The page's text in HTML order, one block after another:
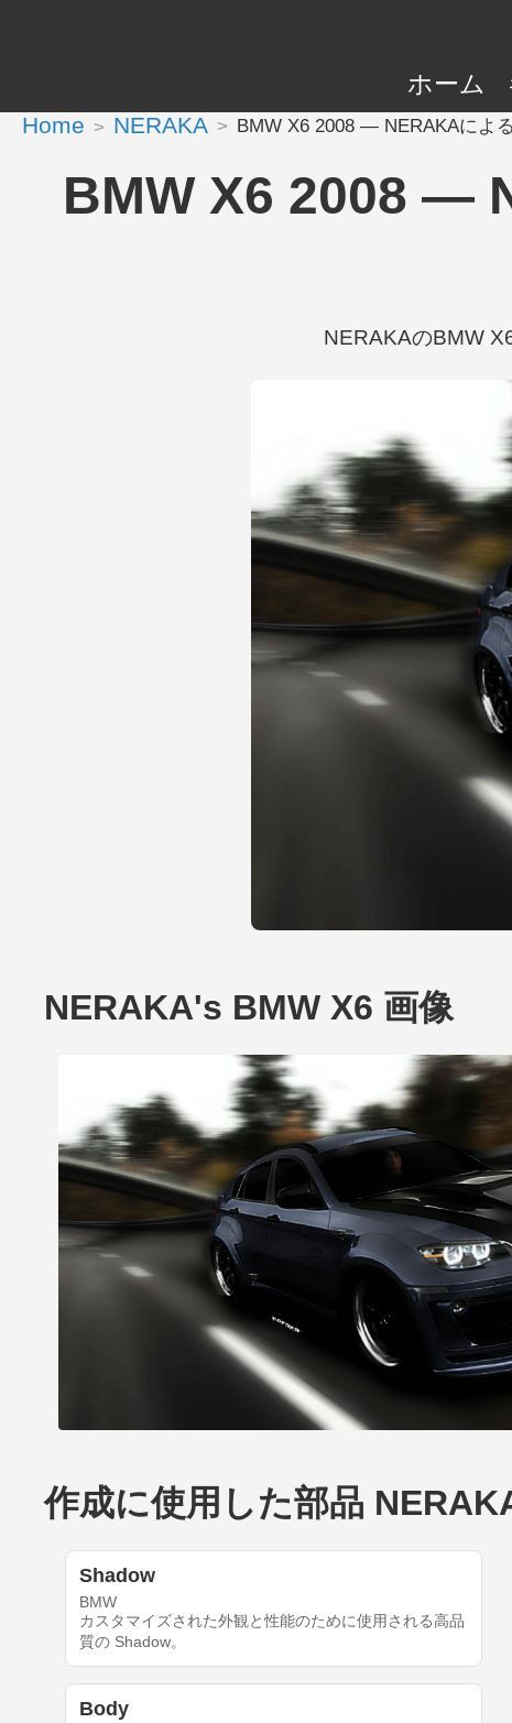
ホーム
Home NERAKA BMW X6 2008 — NERAKAによ
BMW X6 2008 —
NERAKAのBMW
NERAKA's BMW X6 画像
作成に使用した部品
Shadow
BMW
カスタマイズされた外観と性能のために使用される高品
質の Shadow。
Body